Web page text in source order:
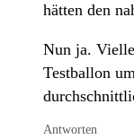
hätten den
Nun ja.
Testballon
Antworten